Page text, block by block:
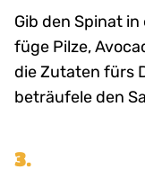
Gib den Spinat
füge Pilze,
die Zutaten fürs
beträufele den
3.